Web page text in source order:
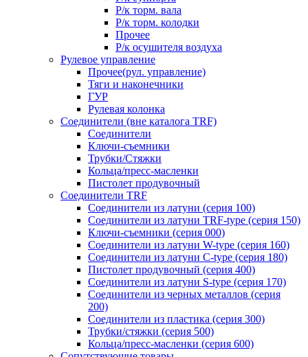
Р/к торм. вала
Р/к торм. колодки
Прочее
Р/к осушителя воздуха
Рулевое управление
Прочее(рул. управление)
Тяги и наконечники
ГУР
Рулевая колонка
Соединители (вне каталога TRF)
Соединители
Ключи-cъемники
Трубки/Стяжки
Кольца/пресс-масленки
Пистолет продувочный
Соединители TRF
Соединители из латуни (серия 100)
Соединители из латуни TRF-type (серия 150)
Ключи-съемники (серия 000)
Соединители из латуни W-type (серия 160)
Соединители из латуни С-type (серия 180)
Пистолет продувочный (серия 400)
Соединители из латуни S-type (серия 170)
Соединители из черных металлов (серия
200)
Соединители из пластика (серия 300)
Трубки/стяжки (серия 500)
Кольца/пресс-масленки (серия 600)